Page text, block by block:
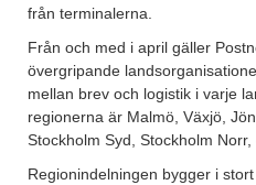
från terminalerna.
Från och med i april gäller
övergripande
mellan brev och logistik i varje
regionerna är Malmö, Växjö,
Stockholm Syd, Stockholm Norr,
Regionindelningen bygger i